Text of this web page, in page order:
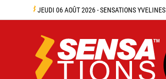
JEUDI 06 AOÛT 2026 - SENSATIONS YVELINES